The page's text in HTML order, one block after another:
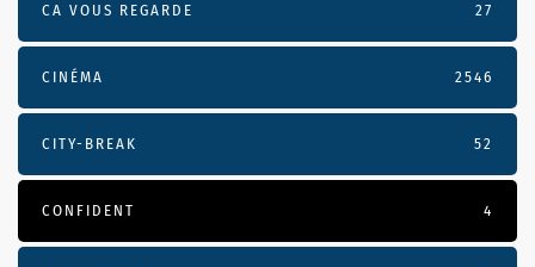
CA VOUS REGARDE 27
CINÉMA 2546
CITY-BREAK 52
CONFIDENT 4